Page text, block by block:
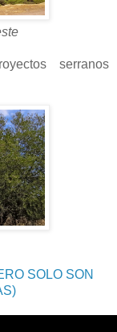
serranos
SOLO SON